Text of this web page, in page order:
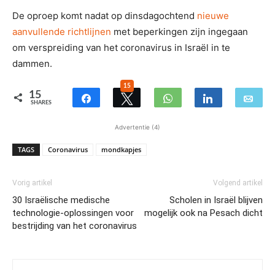
De oproep komt nadat op dinsdagochtend nieuwe
aanvullende richtlijnen met beperkingen zijn ingegaan
om verspreiding van het coronavirus in Israël in te
dammen.
15
SHARES
15
Advertentie (4)
TAGS Coronavirus mondkapjes
Vorig artikel
30 Israëlische medische
technologie-oplossingen voor
bestrijding van het coronavirus
Volgend artikel
Scholen in Israël blijven
mogelijk ook na Pesach dicht